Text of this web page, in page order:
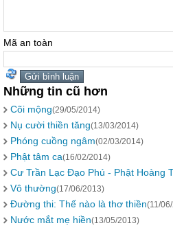
Mã an toàn
Những tin cũ hơn
Cõi mộng(29/05/2014)
Nụ cười thiền tăng(13/03/2014)
Phóng cuồng ngâm(02/03/2014)
Phật tâm ca(16/02/2014)
Cư Trần Lạc Đạo Phú - Phật Hoàng
Vô thường(17/06/2013)
Đường thi: Thế nào là thơ thiền(11/
Nước mắt mẹ hiền(13/05/2013)